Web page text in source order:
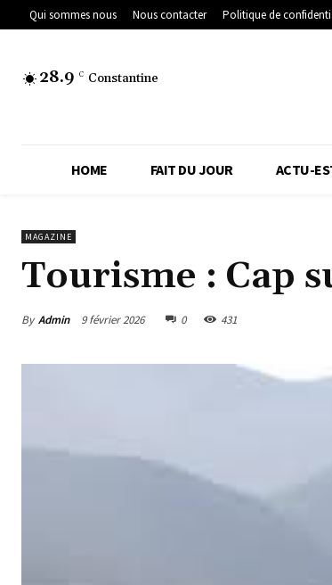
Qui sommes nous Nous contacter Politique de
28.9 C Constantine
HOME FAIT DU JOUR ACTU-
MAGAZINE
Tourisme : Cap
By Admin 9 février 2026 0 431